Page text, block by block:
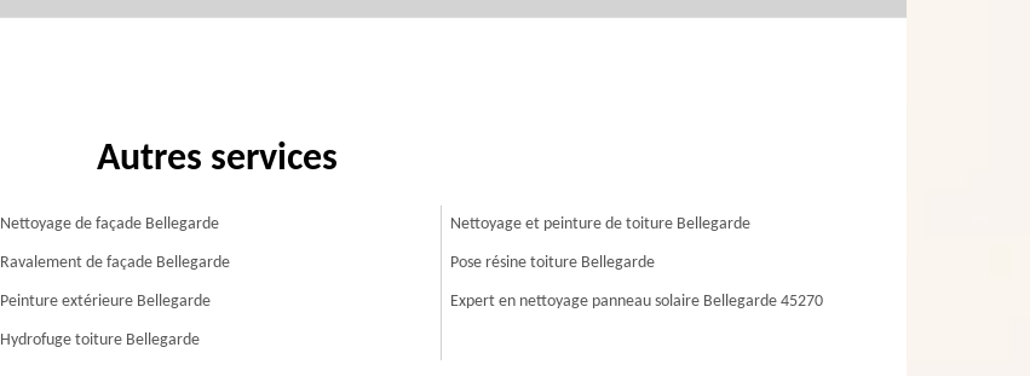
Autres services
Nettoyage de façade Bellegarde
Ravalement de façade Bellegarde
Peinture extérieure Bellegarde
Hydrofuge toiture Bellegarde
Nettoyage et peinture de toiture Bellegarde
Pose résine toiture Bellegarde
Expert en nettoyage panneau solaire Bellegarde 45270